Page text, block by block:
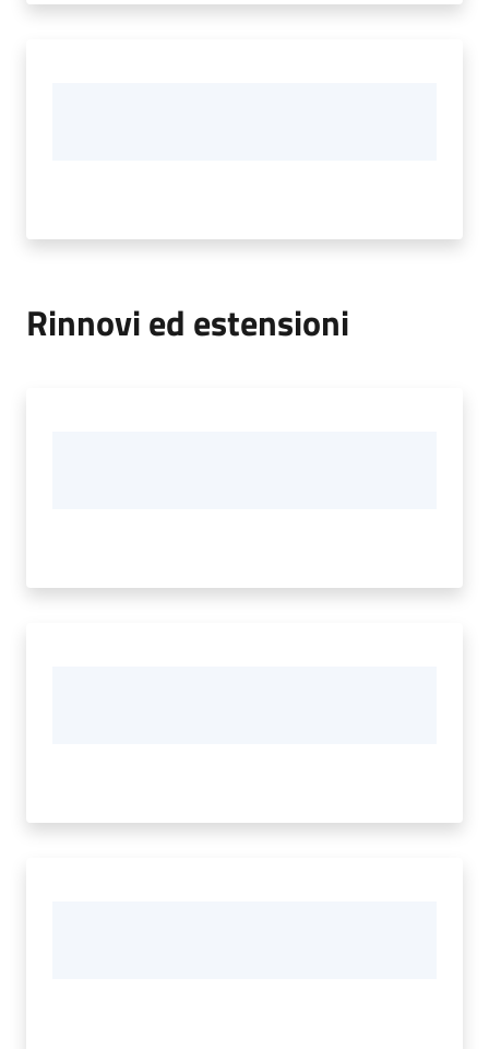
Rinnovi ed estensioni